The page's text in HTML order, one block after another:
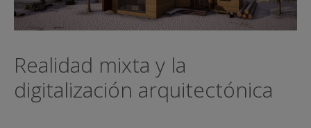
Realidad mixta y la
digitalización arquitectónica